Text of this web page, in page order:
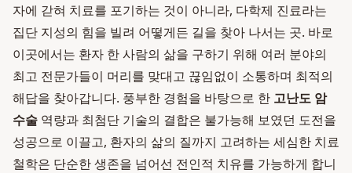
자에 갇혀 치료를 포기하는 것이 아니라, 다학제 진료라는
집단 지성의 힘을 빌려 어떻게든 길을 찾아 나서는 곳. 바로
이곳에서는 환자 한 사람의 삶을 구하기 위해 여러 분야의
최고 전문가들이 머리를 맞대고 끊임없이 소통하며 최적의
해답을 찾아갑니다. 풍부한 경험을 바탕으로 한 고난도 암
수술 역량과 최첨단 기술의 결합은 불가능해 보였던 도전을
성공으로 이끌고, 환자의 삶의 질까지 고려하는 세심한 치료
철학은 단순한 생존을 넘어선 전인적 치유를 가능하게 합니